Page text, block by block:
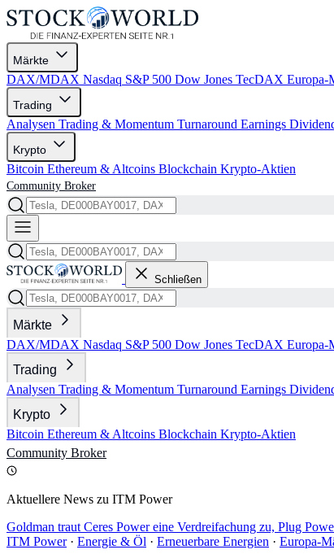
Märkte
DAX/MDAX Nasdaq S&P 500 Dow Jones TecDAX Europa-
Trading
Analysen Trading & Momentum Turnaround Earnings
Krypto
Bitcoin Ethereum & Altcoins Blockchain Krypto-Aktien
Community Broker
Schließen
Märkte
DAX/MDAX Nasdaq S&P 500 Dow Jones TecDAX Europa-
Trading
Analysen Trading & Momentum Turnaround Earnings
Krypto
Bitcoin Ethereum & Altcoins Blockchain Krypto-Aktien
Community Broker
Aktuellere News zu ITM Power
Goldman traut Ceres Power eine Verdreifachung zu, Plug
ITM Power · Energie & Öl · Erneuerbare Energien · Europa-